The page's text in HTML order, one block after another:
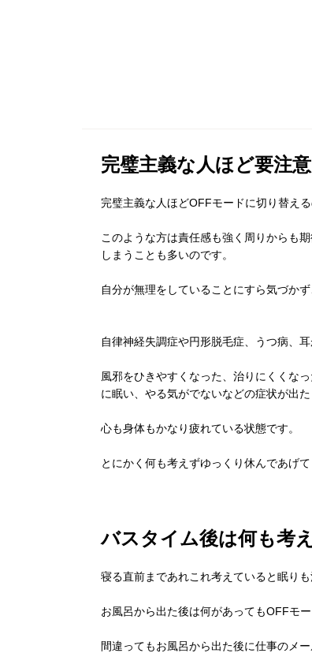
完璧主義な人ほど要注
完璧主義な人ほどOFFモードに切り替え
このような方は責任感も強く周りからも
しまうことも多いのです。
自分が無理をしていることにすら気づか
自律神経失調症や円形脱毛症、うつ病、
風邪をひきやすくなった、治りにくくな
に眠い、やる気がでないなどの症状が出た
心も身体もかなり疲れている状態です。
とにかく何も考えずゆっくり休んであげて
バスタイム後は何も考
寝る直前まであれこれ考えていると眠り
お風呂から出た後は何があってもOFFモ
間違ってもお風呂から出た後に仕事のメ